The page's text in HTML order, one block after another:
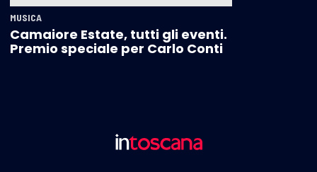
MUSICA
Camaiore Estate, tutti gli eventi.
Premio speciale per Carlo Conti